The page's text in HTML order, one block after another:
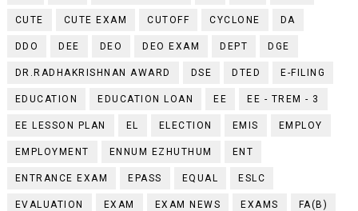
CUTE CUTE EXAM CUTOFF CYCLONE DA
DDO DEE DEO DEO EXAM DEPT DGE
DR.RADHAKRISHNAN AWARD DSE DTED E-FILING
EDUCATION EDUCATION LOAN EE EE - TREM - 3
EE LESSON PLAN EL ELECTION EMIS EMPLOY
EMPLOYMENT ENNUM EZHUTHUM ENT
ENTRANCE EXAM EPASS EQUAL ESLC
EVALUATION EXAM EXAM NEWS EXAMS FA(B)